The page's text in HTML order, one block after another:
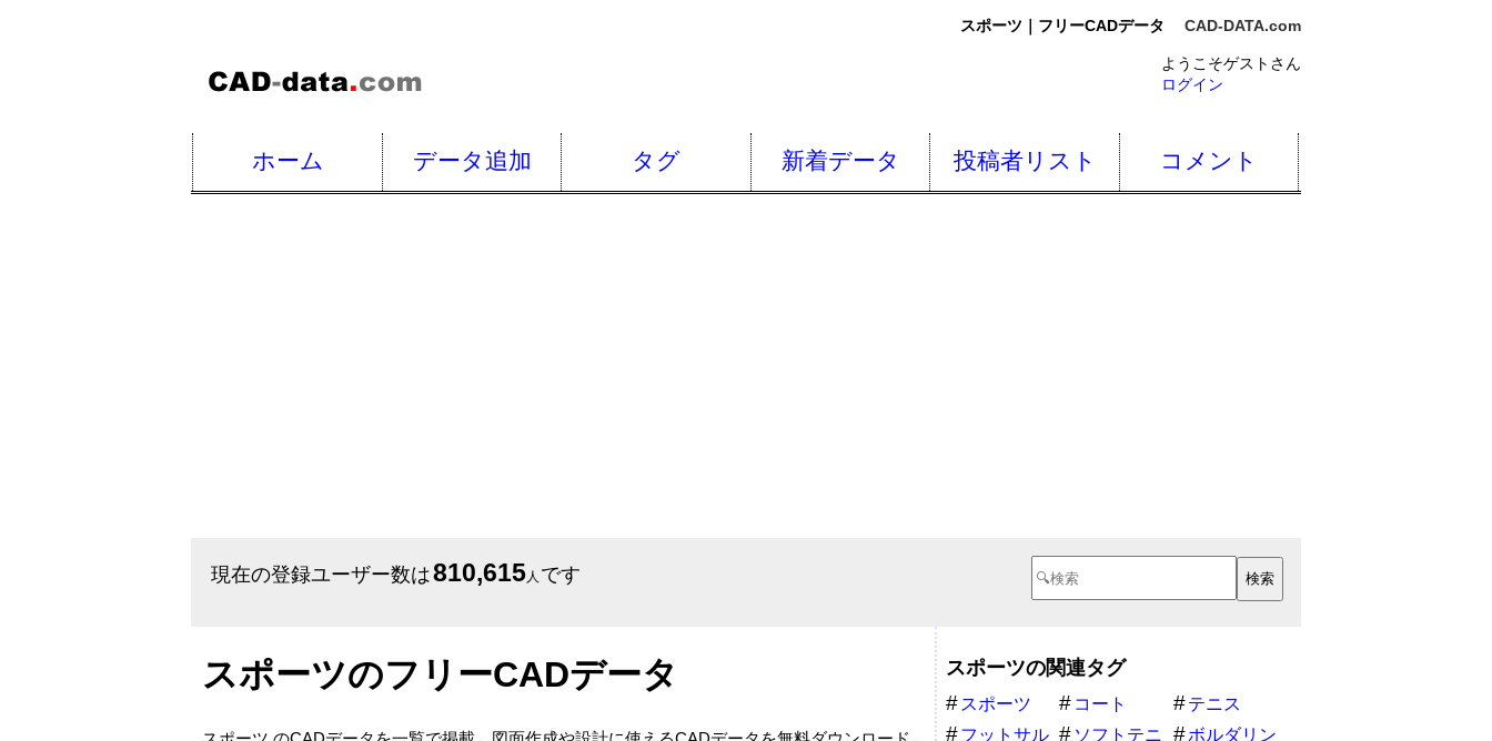
スポーツ｜フリーCADデータ CAD-DATA.com
ようこそゲストさん
ログイン
ホーム データ追加 タグ 新着データ 投稿者リスト コメント
現在の登録ユーザー数は810,615人 です
スポーツのフリーCADデータ スポーツの関連タグ
スポーツ コート
テニス
フットサル
ソフトテニ
ボルダリン